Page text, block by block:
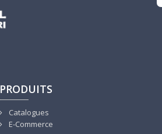
PRODUITS
Catalogues
E-Commerce